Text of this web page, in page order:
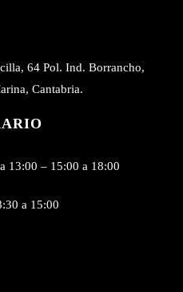
64 Pol. Ind. Borrancho,
Cantabria.
13:00 – 15:00 a 18:00
a 15:00